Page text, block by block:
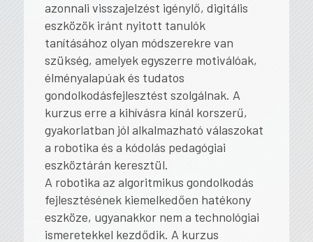
azonnali visszajelzést igénylő, digitális
eszközök iránt nyitott tanulók
tanításához olyan módszerekre van
szükség, amelyek egyszerre motiválóak,
élményalapúak és tudatos
gondolkodásfejlesztést szolgálnak. A
kurzus erre a kihívásra kínál korszerű,
gyakorlatban jól alkalmazható válaszokat
a robotika és a kódolás pedagógiai
eszköztárán keresztül.
A robotika az algoritmikus gondolkodás
fejlesztésének kiemelkedően hatékony
eszköze, ugyanakkor nem a technológiai
ismeretekkel kezdődik. A kurzus